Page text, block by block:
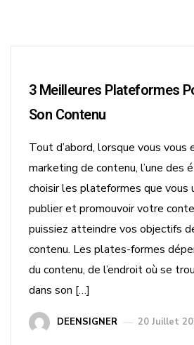
3 Meilleures Plateformes
Son Contenu
Tout d’abord, lorsque vous vous
marketing de contenu, l’une des
choisir les plateformes que vous
publier et promouvoir votre
puissiez atteindre vos objectifs
contenu. Les plates-formes
du contenu, de l’endroit où se
dans son […]
DEENSIGNER 20 Juillet